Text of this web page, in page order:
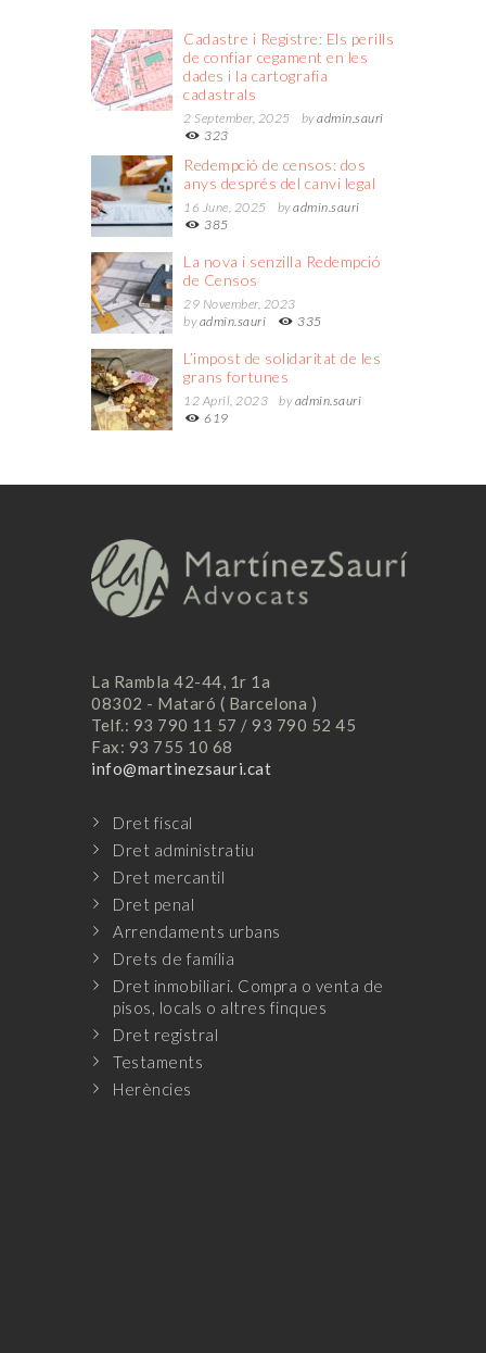
Cadastre i Registre: Els perills
de confiar cegament en les
dades i la cartografia
cadastrals
2 September, 2025 byadmin.sauri
323
Redempció de censos: dos
anys després del canvi legal
16 June, 2025 byadmin.sauri
385
La nova i senzilla Redempció
de Censos
29 November, 2023
byadmin.sauri 335
L’impost de solidaritat de les
grans fortunes
12 April, 2023 byadmin.sauri
619
La Rambla 42-44, 1r 1a
08302 - Mataró ( Barcelona )
Telf.: 93 790 11 57 / 93 790 52 45
Fax: 93 755 10 68
info@martinezsauri.cat
Dret fiscal
Dret administratiu
Dret mercantil
Dret penal
Arrendaments urbans
Drets de família
Dret inmobiliari. Compra o venta de
pisos, locals o altres finques
Dret registral
Testaments
Herències